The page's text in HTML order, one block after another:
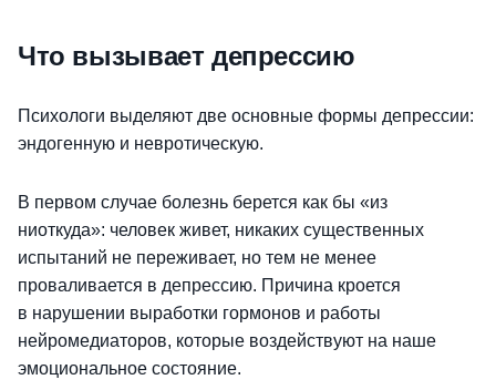
Что вызывает депрессию
Психологи выделяют две основные формы депрессии:
эндогенную и невротическую.
В первом случае болезнь берется как бы «из
ниоткуда»: человек живет, никаких существенных
испытаний не переживает, но тем не менее
проваливается в депрессию. Причина кроется
в нарушении выработки гормонов и работы
нейромедиаторов, которые воздействуют на наше
эмоциональное состояние.